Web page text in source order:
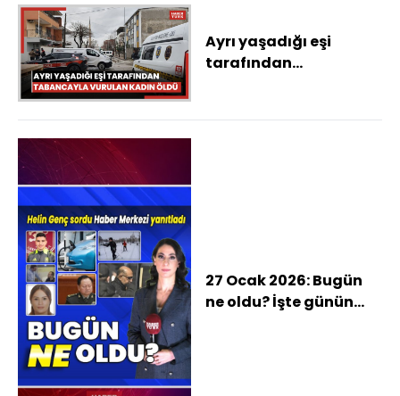
Ayrı yaşadığı eşi
tarafından
27 Ocak 2026: Bugün
ne oldu? İşte günün